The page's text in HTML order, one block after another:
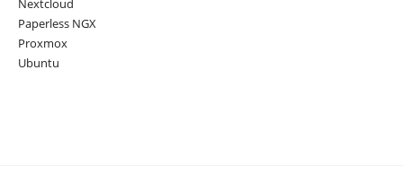
Nextcloud
Paperless NGX
Proxmox
Ubuntu